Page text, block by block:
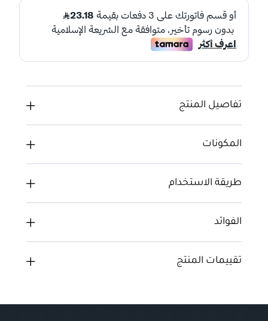
تفاصيل المنتج
المكونات
طريقة الاستخدام
الفوائد
تقييمات المنتج